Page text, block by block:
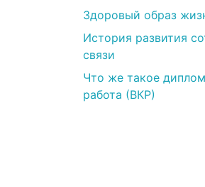
Здоровый образ
История развития
связи
Что же такое
работа (ВКР)